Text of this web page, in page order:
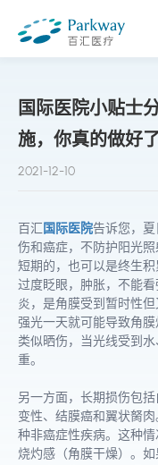
国际医院小贴士
施，你真的做好
2021-12-10
百汇国际医院告诉您，
伤和癌症，不防护阳光
短期的，也可以是终生
过度眨眼，肿胀，不能
炎，是角膜受到暂时性
强光一天就可能导致角
类似晒伤，当光线受到
重。
另一方面，长期损伤包
变性、结膜癌和翼状胬
种非癌症性疾病。这种
烧灼感（角膜干燥）。